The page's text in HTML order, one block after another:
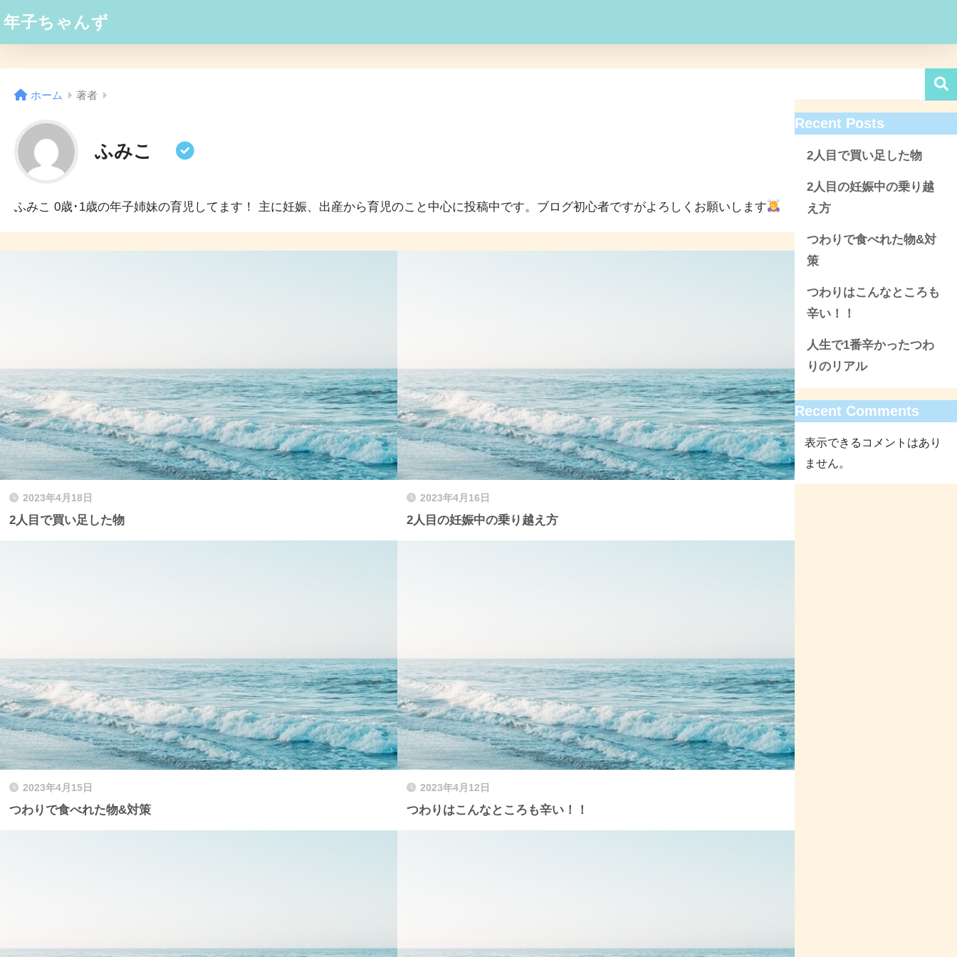
年子ちゃんず
ホーム 著者
ふみこ
ふみこ 0歳･1歳の年子姉妹の育児してます！ 主に妊娠、出産から育児のこと中心に投稿中です。ブログ初心者ですがよろしくお願いします
2023年4月18日
2人目で買い足した物
2023年4月16日
2人目の妊娠中の乗り越え方
2023年4月15日
つわりで食べれた物&対策
2023年4月12日
つわりはこんなところも辛い！！
Recent Posts
2人目で買い足した物
2人目の妊娠中の乗り越
え方
つわりで食べれた物&対
策
つわりはこんなところも
辛い！！
人生で1番辛かったつわ
りのリアル
Recent Comments
表示できるコメントはあり
ません。